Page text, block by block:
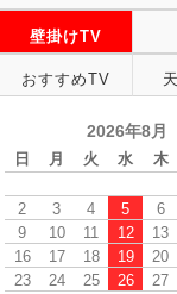
壁掛けTV
おすすめTV
2026年8月
日 月 火 水 木
2
3 4 5 6
9
10 11 12 13
16
17 18 19 20
23
24 25 26 27